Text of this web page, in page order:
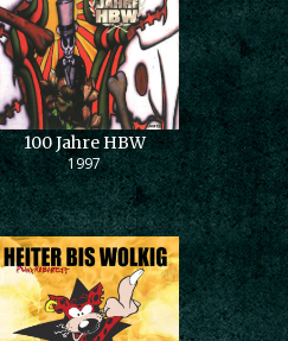
100 Jahre HBW
1997